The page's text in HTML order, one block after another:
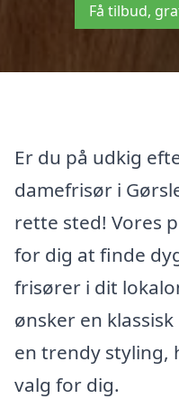
Få tilbud,
Er du på udkig
damefrisør i
rette sted! Vores
for dig at finde
frisører i dit
ønsker en
en trendy styling,
valg for dig.